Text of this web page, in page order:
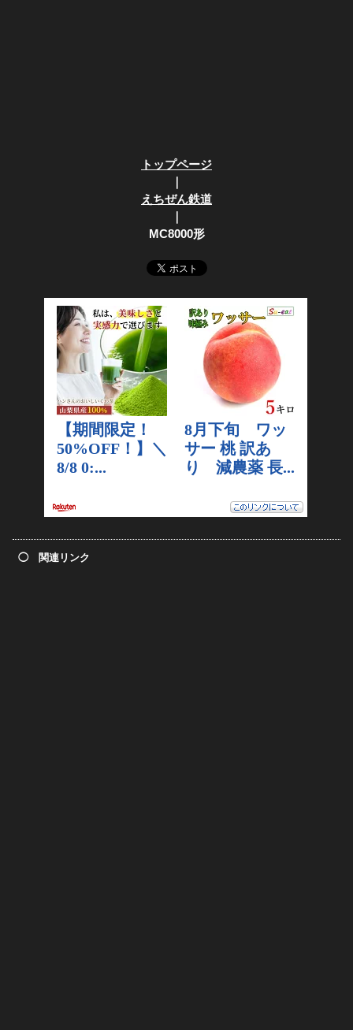
トップページ
｜
えちぜん鉄道
｜
MC8000形
◯ 関連リンク